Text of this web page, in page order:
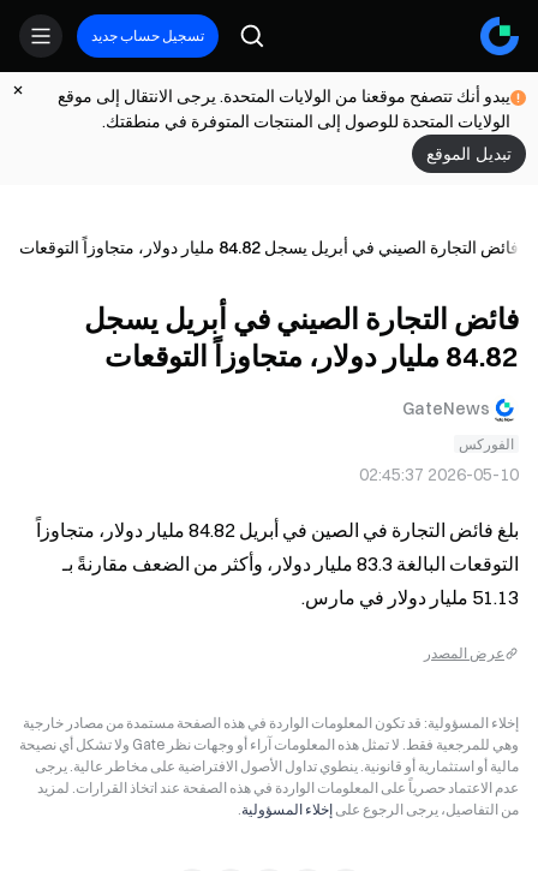
تسجيل حساب جديد
يبدو أنك تتصفح موقعنا من الولايات المتحدة. يرجى الانتقال إلى موقع
الولايات المتحدة للوصول إلى المنتجات المتوفرة في منطقتك.
تبديل الموقع
فائض التجارة الصيني في أبريل يسجل 84.82 مليار دولار، متجاوزاً التوقعات
فائض التجارة الصيني في أبريل يسجل
84.82 مليار دولار، متجاوزاً التوقعات
GateNews
الفوركس
2026-05-10 02:45:37
التوقعات البالغة 83.3 مليار دولار، وأكثر من الضعف مقارنةً بـ
51.13 مليار دولار في مارس.
عرض المصدر
إخلاء المسؤولية: قد تكون المعلومات الواردة في هذه الصفحة مستمدة من مصادر خارجية
وهي للمرجعية فقط. لا تمثل هذه المعلومات آراء أو وجهات نظر Gate ولا تشكل أي نصيحة
مالية أو استثمارية أو قانونية. ينطوي تداول الأصول الافتراضية على مخاطر عالية. يرجى
عدم الاعتماد حصرياً على المعلومات الواردة في هذه الصفحة عند اتخاذ القرارات. لمزيد
من التفاصيل، يرجى الرجوع على إخلاء المسؤولية.